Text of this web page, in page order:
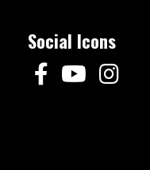
Social Icons